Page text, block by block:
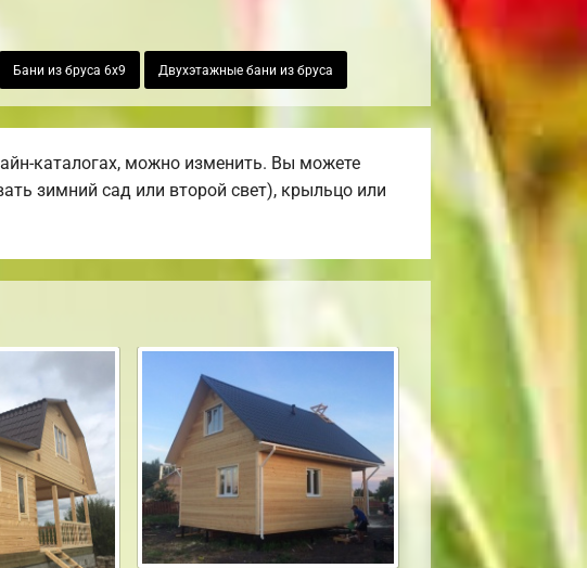
Бани из бруса 6х9 Двухэтажные бани из бруса
каталогах, можно изменить. Вы можете
зимний сад или второй свет), крыльцо или